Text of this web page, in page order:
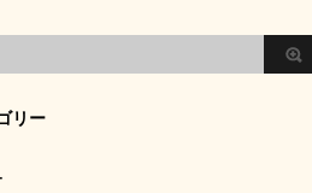
リー